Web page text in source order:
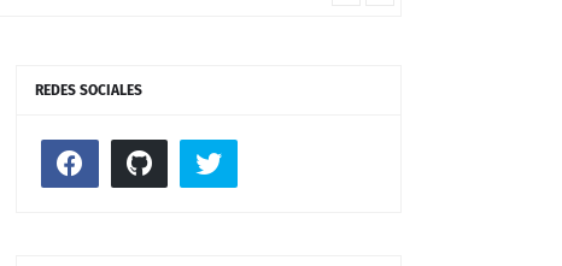
REDES SOCIALES